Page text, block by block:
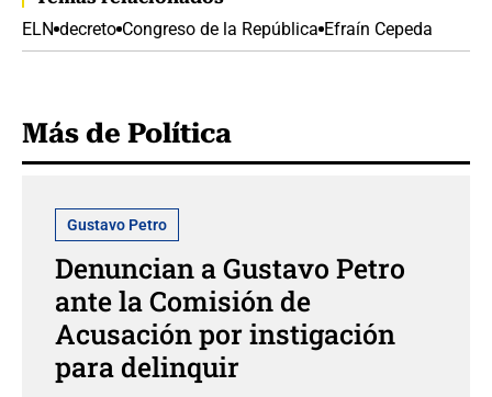
ELN decreto Congreso de la República Efraín Cepeda
Más de Política
Gustavo Petro
Denuncian a Gustavo Petro
ante la Comisión de
Acusación por instigación
para delinquir